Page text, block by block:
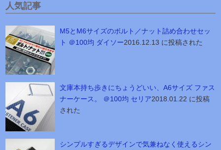
人気記事
M5とM6サイズのボルト／ナット詰め合わせセッ
ト ＠100均 ダイソー2016.12.13 に投稿された
文庫本持ち歩きにちょうどいい、A6サイズ ファス
ナーケース。 ＠100均 セリア2018.01.22 に投稿
された
シンプルすぎるデザインで気兼ねなく使えるシン